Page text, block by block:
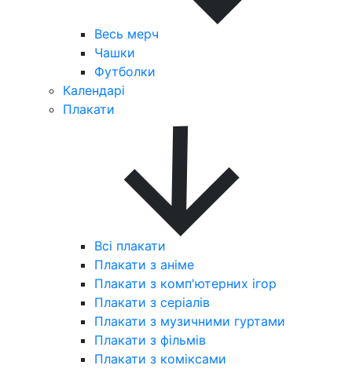
Весь мерч
Чашки
Футболки
Календарі
Плакати
Всі плакати
Плакати з аніме
Плакати з комп'ютерних ігор
Плакати з серіалів
Плакати з музичними гуртами
Плакати з фільмів
Плакати з коміксами